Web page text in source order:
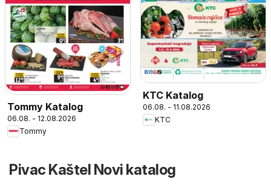
Tommy Katalog
06.08. - 12.08.2026
Tommy
KTC Katalog
06.08. - 11.08.2026
KTC
Pivac Kaštel Novi katalog